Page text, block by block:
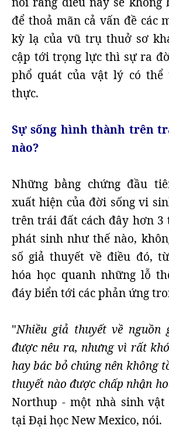
để thoả mãn cả vấn đề các
kỳ lạ của vũ trụ thuở sơ
cập tới trọng lực thì sự ra
phổ quát của vật lý có
thực.
Sự sống hình thành trên
nào?
Những bằng chứng đầu
xuất hiện của đời sống vi
trên trái đất cách đây hơn 3
phát sinh như thế nào,
số giả thuyết về điều đó,
hóa học quanh những lỗ
đáy biển tới các phản ứng
"Nhiều giả thuyết về nguồn
được nêu ra, nhưng vì rất
hay bác bỏ chúng nên không
thuyết nào được chấp nhận
Northup - một nhà sinh vật
tại Đại học New Mexico, nói.